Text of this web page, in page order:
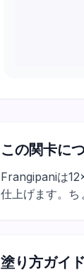
この関卡に
Frangipaniは
仕上げます。ち
塗り方ガイド